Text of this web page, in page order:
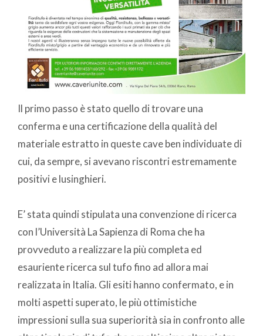
Il primo passo è stato quello di trovare una
conferma e una certificazione della qualità del
materiale estratto in queste cave ben individuate di
cui, da sempre, si avevano riscontri estremamente
positivi e lusinghieri.
E’ stata quindi stipulata una convenzione di ricerca
con l’Università La Sapienza di Roma che ha
provveduto a realizzare la più completa ed
esauriente ricerca sul tufo fino ad allora mai
realizzata in Italia. Gli esiti hanno confermato, e in
molti aspetti superato, le più ottimistiche
impressioni sulla sua superiorità sia in confronto alle